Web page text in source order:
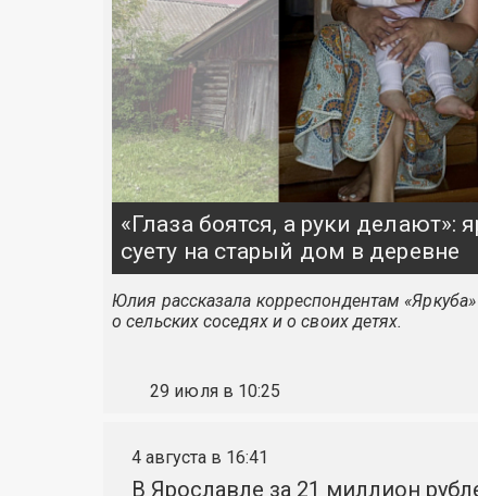
«Глаза боятся, а руки делают»:
суету на старый дом в деревне
Юлия рассказала корреспондентам
о сельских соседях и о своих детях.
29 июля в 10:25
4 августа в 16:41
В Ярославле за 21 миллион